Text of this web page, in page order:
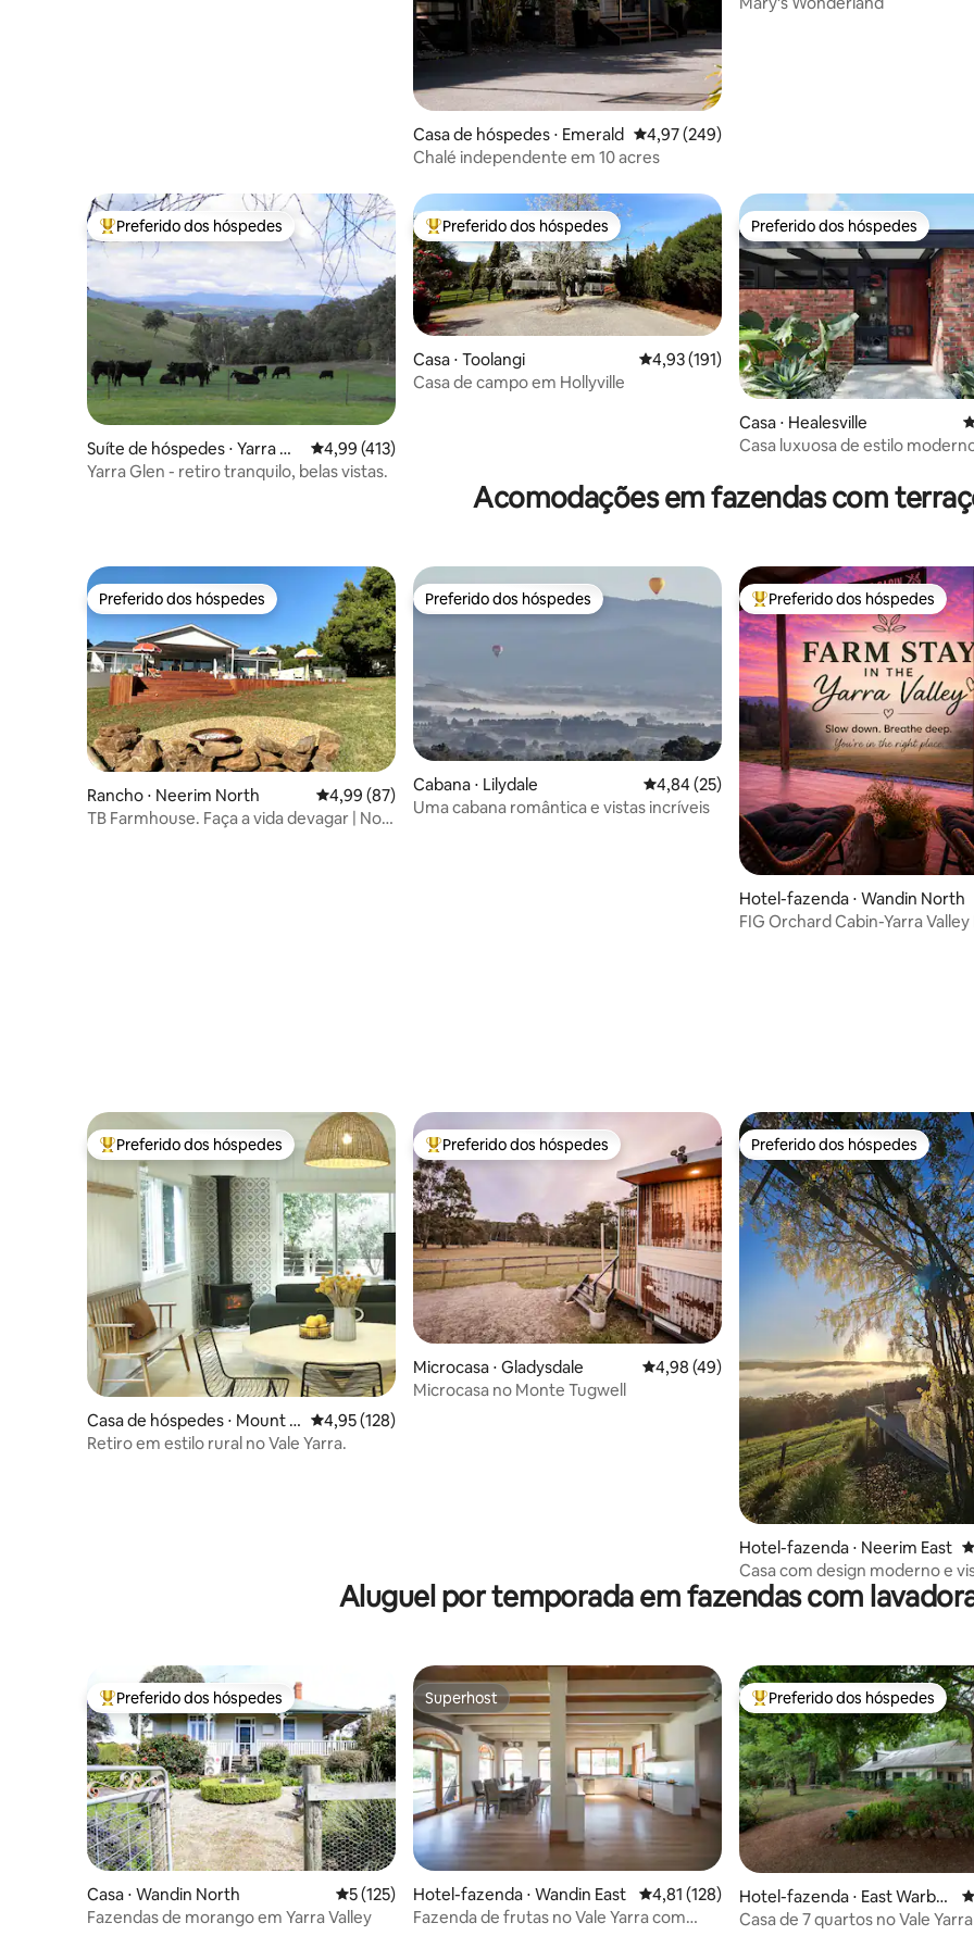
Casa de hóspedes ⋅ Emerald 4,97 de uma avaliação média de 5, 249
4,97 (249)
Chalé independente em 10 acres
Entre os melhores preferidos dos hóspedes
Preferido dos hóspedes
Suíte de hóspedes ⋅ Yarra Gl
en
4,99 de uma avaliação média de 5, 413 avaliações
4,99 (413)
Yarra Glen - retiro tranquilo, belas vistas.
Entre os melhores preferidos dos hóspedes
Preferido dos hóspedes
Casa ⋅ Toolangi 4,93 de uma avaliação média de 5, 191
4,93 (191)
Casa de campo em Hollyville
Preferido dos hóspedes
Preferido dos hóspedes
Casa ⋅ Healesville
Casa luxuosa de estilo
Acomodações em fazendas com
Preferido dos hóspedes
Preferido dos hóspedes
Rancho ⋅ Neerim North 4,99 de uma avaliação média de 5, 87 avaliações
4,99 (87)
TB Farmhouse. Faça a vida devagar | No
Preferido dos hóspedes
Preferido dos hóspedes
Cabana ⋅ Lilydale 4,84 de uma avaliação média de 5, 25
4,84 (25)
Uma cabana romântica e vistas incríveis
Entre os melhores preferidos
Preferido dos hóspedes
Hotel-fazenda ⋅ Wandin North
FIG Orchard Cabin-Yarra Valley
Entre os melhores preferidos dos hóspedes
Preferido dos hóspedes
Casa de hóspedes ⋅ Mount E
velyn
4,95 de uma avaliação média de 5, 128 avaliações
4,95 (128)
Retiro em estilo rural no Vale Yarra.
Entre os melhores preferidos dos hóspedes
Preferido dos hóspedes
Microcasa ⋅ Gladysdale 4,98 de uma avaliação média de 5, 49
4,98 (49)
Microcasa no Monte Tugwell
Preferido dos hóspedes
Preferido dos hóspedes
Hotel-fazenda ⋅ Neerim East
Casa com design moderno e
deslumbrante
Aluguel por temporada em fazendas com
Entre os melhores preferidos dos hóspedes
Preferido dos hóspedes
Casa ⋅ Wandin North 5 de uma avaliação média de 5, 125 avaliações
5 (125)
Fazendas de morango em Yarra Valley
Superhost
Superhost
Hotel-fazenda ⋅ Wandin East 4,81 de uma avaliação média de 5, 128
4,81 (128)
Fazenda de frutas no Vale Yarra com
Entre os melhores preferidos
Preferido dos hóspedes
Hotel-fazenda ⋅ East Warbur
ton
Casa de 7 quartos no Vale Yarra